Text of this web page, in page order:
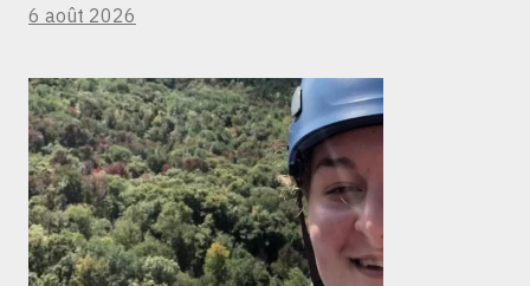
6 août 2026